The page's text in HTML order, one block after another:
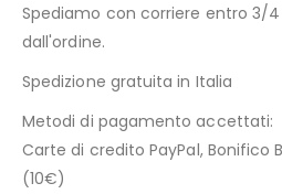
Spediamo con corriere entro 3/
dall'ordine.
Spedizione gratuita in Italia
Metodi di pagamento accettati:
Carte di credito PayPal, Bonifico
(10€)